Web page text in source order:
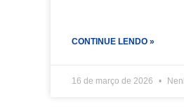
CONTINUE LENDO »
16 de março de 2026